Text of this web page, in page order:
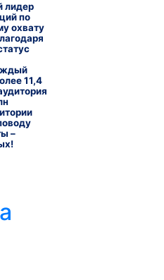
лидер
по
охвату
11,4
–